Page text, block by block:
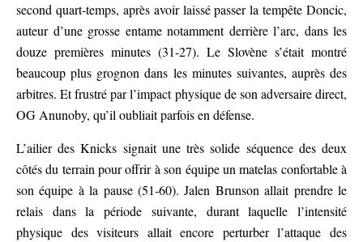
second quart-temps, après avoir laissé passer la tempête Doncic,
auteur d’une grosse entame notamment derrière l’arc, dans les
douze premières minutes (31-27). Le Slovène s’était montré
beaucoup plus grognon dans les minutes suivantes, auprès des
arbitres. Et frustré par l’impact physique de son adversaire direct,
OG Anunoby, qu’il oubliait parfois en défense.
L’ailier des Knicks signait une très solide séquence des deux
côtés du terrain pour offrir à son équipe un matelas confortable à
son équipe à la pause (51-60). Jalen Brunson allait prendre le
relais dans la période suivante, durant laquelle l’intensité
physique des visiteurs allait encore perturber l’attaque des